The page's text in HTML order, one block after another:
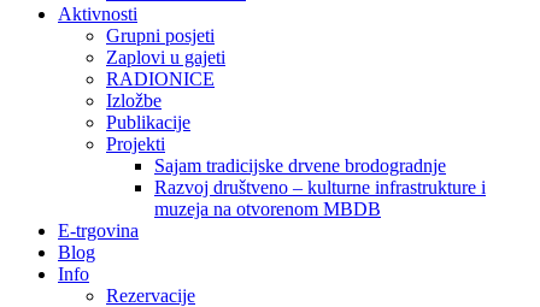
Aktivnosti
Grupni posjeti
Zaplovi u gajeti
RADIONICE
Izložbe
Publikacije
Projekti
Sajam tradicijske drvene brodogradnje
Razvoj društveno – kulturne infrastrukture i
muzeja na otvorenom MBDB
E-trgovina
Blog
Info
Rezervacije